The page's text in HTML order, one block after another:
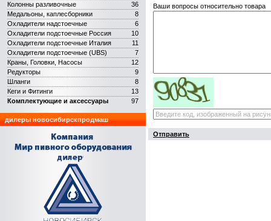
36
Колонны разливочные
8
Медальоны, каплесборники
6
Охладители надстоечные
10
Охладители подстоечные Россия
11
Охладители подстоечные Италия
7
Охладители подстоечные (UBS)
12
Краны, Головки, Насосы
9
Редукторы
8
Шланги
13
Кеги и Фитинги
97
Комплектующие и аксеcсуары
дилеры новосибирскпродмаш
Ваши вопросы относительно товара
Отправить